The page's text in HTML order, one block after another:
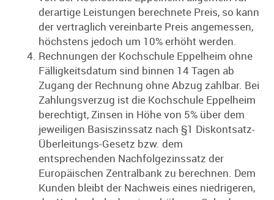
derartige Leistungen berechnete Preis, so kann
der vertraglich vereinbarte Preis angemessen,
höchstens jedoch um 10% erhöht werden.
Rechnungen der Kochschule Eppelheim ohne
Fälligkeitsdatum sind binnen 14 Tagen ab
Zugang der Rechnung ohne Abzug zahlbar. Bei
Zahlungsverzug ist die Kochschule Eppelheim
berechtigt, Zinsen in Höhe von 5% über dem
jeweiligen Basiszinssatz nach §1 Diskontsatz-
Überleitungs-Gesetz bzw. dem
entsprechenden Nachfolgezinssatz der
Europäischen Zentralbank zu berechnen. Dem
Kunden bleibt der Nachweis eines niedrigeren,